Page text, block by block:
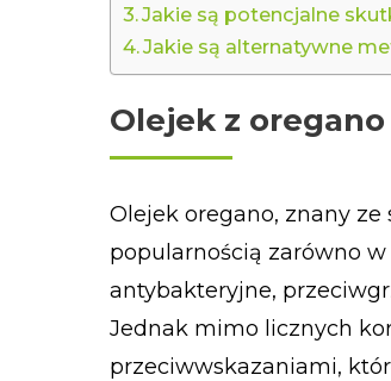
Jakie są potencjalne
Jakie są alternatywne
Olejek z
Olejek oregano, znany ze
popularnością zarówno
antybakteryjne,
Jednak mimo licznych
przeciwwskazaniami,